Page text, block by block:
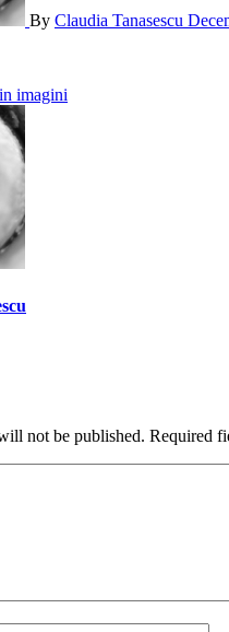
By Claudia Tanasescu
imagini
not be published. Required